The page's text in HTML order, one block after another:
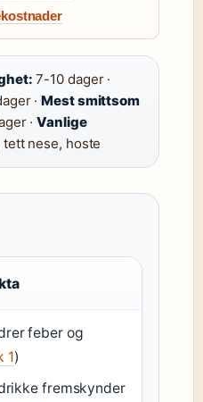
7-10 dager ·
·Mest smittsom
·Vanlige
tett nese, hoste
feber og
1)
fremskynder